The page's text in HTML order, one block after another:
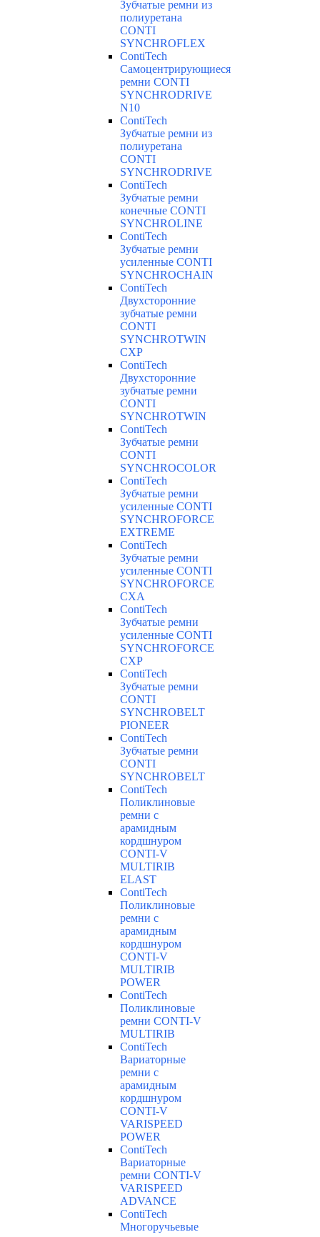
Зубчатые ремни из
полиуретана
CONTI
SYNCHROFLEX
ContiTech
Самоцентрирующиеся
ремни CONTI
SYNCHRODRIVE
N10
ContiTech
Зубчатые ремни из
полиуретана
CONTI
SYNCHRODRIVE
ContiTech
Зубчатые ремни
конечные CONTI
SYNCHROLINE
ContiTech
Зубчатые ремни
усиленные CONTI
SYNCHROCHAIN
ContiTech
Двухсторонние
зубчатые ремни
CONTI
SYNCHROTWIN
CXP
ContiTech
Двухсторонние
зубчатые ремни
CONTI
SYNCHROTWIN
ContiTech
Зубчатые ремни
CONTI
SYNCHROCOLOR
ContiTech
Зубчатые ремни
усиленные CONTI
SYNCHROFORCE
EXTREME
ContiTech
Зубчатые ремни
усиленные CONTI
SYNCHROFORCE
CXA
ContiTech
Зубчатые ремни
усиленные CONTI
SYNCHROFORCE
CXP
ContiTech
Зубчатые ремни
CONTI
SYNCHROBELT
PIONEER
ContiTech
Зубчатые ремни
CONTI
SYNCHROBELT
ContiTech
Поликлиновые
ремни с
арамидным
кордшнуром
CONTI-V
MULTIRIB
ELAST
ContiTech
Поликлиновые
ремни с
арамидным
кордшнуром
CONTI-V
MULTIRIB
POWER
ContiTech
Поликлиновые
ремни CONTI-V
MULTIRIB
ContiTech
Вариаторные
ремни с
арамидным
кордшнуром
CONTI-V
VARISPEED
POWER
ContiTech
Вариаторные
ремни CONTI-V
VARISPEED
ADVANCE
ContiTech
Многоручьевые